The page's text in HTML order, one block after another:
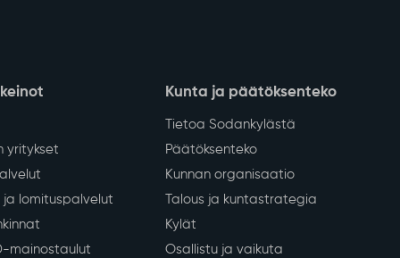
yritykset
lomituspalvelut
mainostaulut
Kunta ja päätöksenteko
Tietoa Sodankylästä
Päätöksenteko
Kunnan organisaatio
Talous ja kuntastrategia
Kylät
Osallistu ja vaikuta